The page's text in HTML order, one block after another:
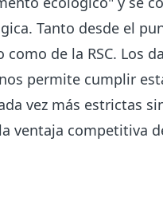
Tanto desde el
de la RSC. Los
permite cumplir
vez más estrictas
ventaja competitiva